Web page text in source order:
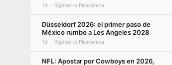
1d Rigoberto Plascencia
Düsseldorf 2026: el primer paso de
México rumbo a Los Angeles 2028
1d Rigoberto Plascencia
NFL: Apostar por Cowboys en 2026,